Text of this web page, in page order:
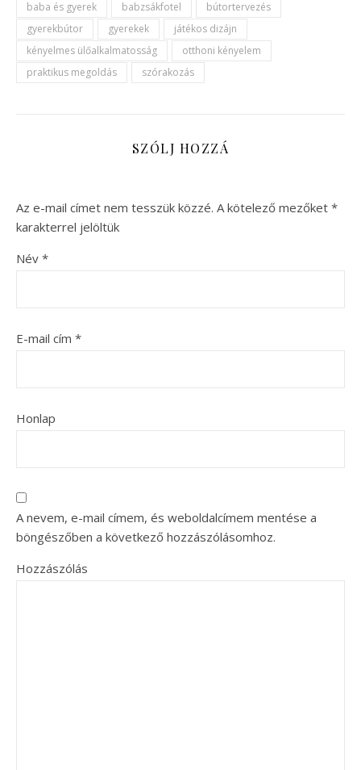
baba és gyerek babzsákfotel
bútortervezés
gyerekbútor
gyerekek
játékos dizájn
kényelmes ülőalkalmatosság
otthoni kényelem
praktikus megoldás
szórakozás
SZÓLJ HOZZÁ
Az e-mail címet nem tesszük közzé. A kötelező mezőket *
karakterrel jelöltük
Név *
E-mail cím *
Honlap
A nevem, e-mail címem, és weboldalcímem mentése a
böngészőben a következő hozzászólásomhoz.
Hozzászólás